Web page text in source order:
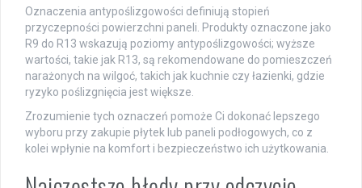
Oznaczenia antypoślizgowości definiują stopień
przyczepności powierzchni paneli. Produkty oznaczone jako
R9 do R13 wskazują poziomy antypoślizgowości; wyższe
wartości, takie jak R13, są rekomendowane do pomieszczeń
narażonych na wilgoć, takich jak kuchnie czy łazienki, gdzie
ryzyko poślizgnięcia jest większe.
Zrozumienie tych oznaczeń pomoże Ci dokonać lepszego
wyboru przy zakupie płytek lub paneli podłogowych, co z
kolei wpłynie na komfort i bezpieczeństwo ich użytkowania.